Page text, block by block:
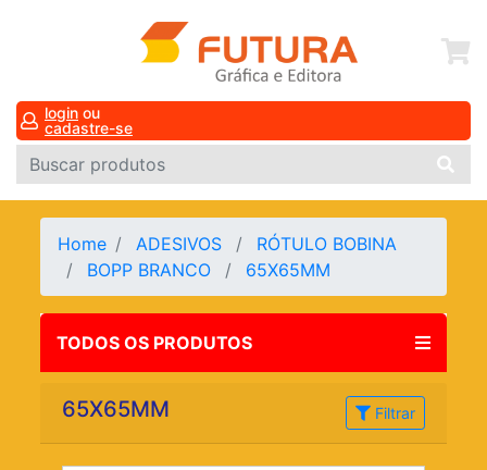
login ou
cadastre-se
Home ADESIVOS
RÓTULO BOBINA
BOPP BRANCO
65X65MM
TODOS OS PRODUTOS
65X65MM Filtrar